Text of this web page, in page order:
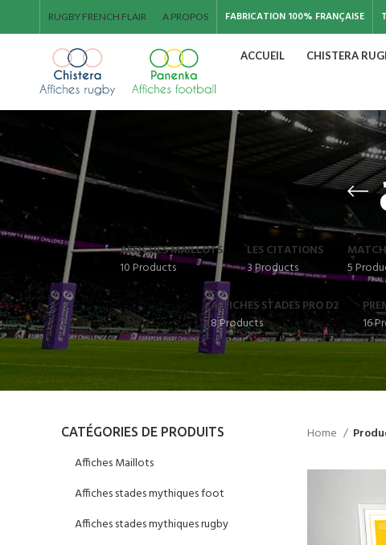
RUGBY FRENCH FLAIR A PROPOS FABRICATION 100% FRANÇAISE
ACCUEIL CHISTERA
AFFICHES MAILLOTS
10 Products
LES CITATIONS
3 Products
5
AFFICHES STADES PRO D2
8 Products
16
CATÉGORIES DE PRODUITS
Affiches Maillots
Affiches stades mythiques foot
Affiches stades mythiques rugby
Home